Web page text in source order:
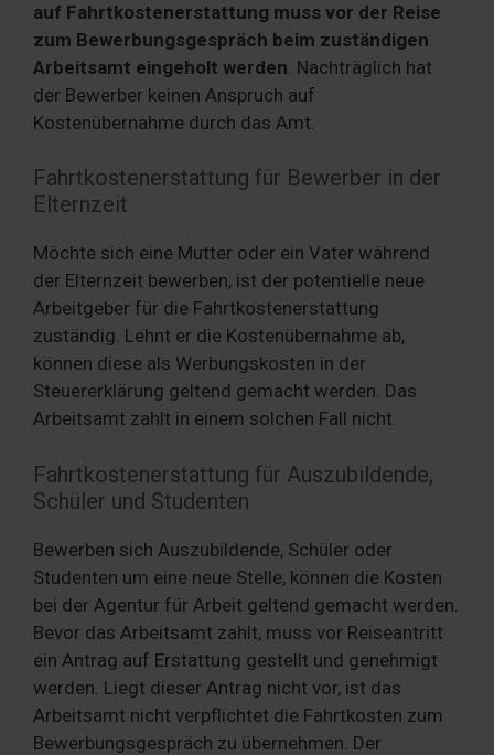
auf Fahrtkostenerstattung muss vor der Reise
zum Bewerbungsgespräch beim zuständigen
Arbeitsamt eingeholt werden . Nachträglich hat
der Bewerber keinen Anspruch auf
Kostenübernahme durch das Amt.
Fahrtkostenerstattung für Bewerber in der
Elternzeit
Möchte sich eine Mutter oder ein Vater während
der Elternzeit bewerben, ist der potentielle neue
Arbeitgeber für die Fahrtkostenerstattung
zuständig. Lehnt er die Kostenübernahme ab,
können diese als Werbungskosten in der
Steuererklärung geltend gemacht werden. Das
Arbeitsamt zahlt in einem solchen Fall nicht.
Fahrtkostenerstattung für Auszubildende,
Schüler und Studenten
Bewerben sich Auszubildende, Schüler oder
Studenten um eine neue Stelle, können die Kosten
bei der Agentur für Arbeit geltend gemacht werden.
Bevor das Arbeitsamt zahlt, muss vor Reiseantritt
ein Antrag auf Erstattung gestellt und genehmigt
werden. Liegt dieser Antrag nicht vor, ist das
Arbeitsamt nicht verpflichtet die Fahrtkosten zum
Bewerbungsgespräch zu übernehmen. Der